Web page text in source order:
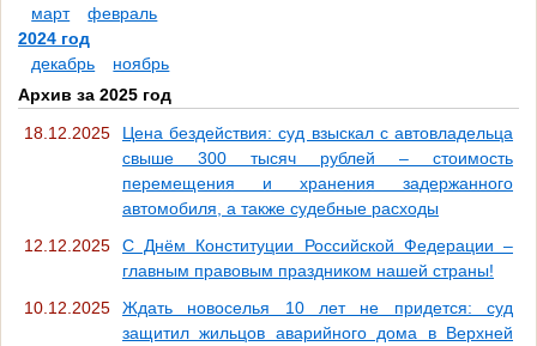
март
февраль
2024 год
декабрь
ноябрь
Архив за 2025 год
18.12.2025
Цена бездействия: суд взыскал с автовладельца
свыше 300 тысяч рублей – стоимость
перемещения и хранения задержанного
автомобиля, а также судебные расходы
12.12.2025
С Днём Конституции Российской Федерации –
главным правовым праздником нашей страны!
10.12.2025
Ждать новоселья 10 лет не придется: суд
защитил жильцов аварийного дома в Верхней